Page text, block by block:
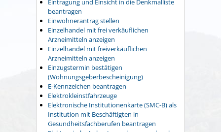
Eintragung und Einsicht in die Denkmalliste
beantragen
Einwohnerantrag stellen
Einzelhandel mit frei verkäuflichen
Arzneimitteln anzeigen
Einzelhandel mit freiverkäuflichen
Arzneimitteln anzeigen
Einzugstermin bestätigen
(Wohnungsgeberbescheinigung)
E-Kennzeichen beantragen
Elektrokleinstfahrzeuge
Elektronische Institutionenkarte (SMC-B) als
Institution mit Beschäftigten in
Gesundheitsfachberufen beantragen